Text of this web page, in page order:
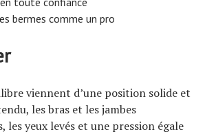
bermes comme un pro
viennent d’une position solide et
les bras et les jambes
les yeux levés et une pression égale